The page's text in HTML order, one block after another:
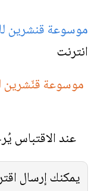
موسوعة قنشرين
انترنت
موسوعة قنّشرين
عند الاقتباس
يمكنك إرسال